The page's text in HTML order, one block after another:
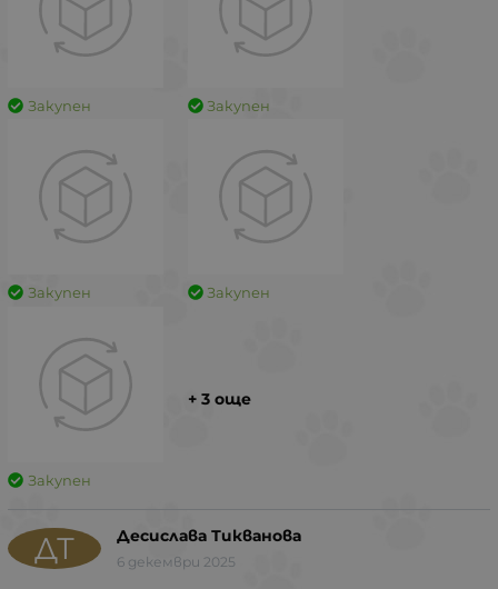
Закупен Закупен
Закупен Закупен
Закупен
+ 3 още
ДТ Десислава Тикванова
6 декември 2025